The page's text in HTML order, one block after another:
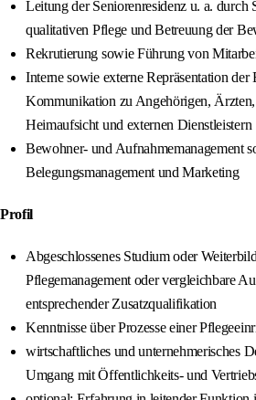
Leitung der Seniorenresidenz u. a. durch
qualitativen Pflege und Betreuung der
Rekrutierung sowie Führung von
Interne sowie externe Repräsentation
Kommunikation zu Angehörigen,
Heimaufsicht und externen Dienstleistern
Bewohner- und Aufnahmemanagement
Belegungsmanagement und Marketing
Profil
Abgeschlossenes Studium oder
Pflegemanagement oder vergleichbare
entsprechender Zusatzqualifikation
Kenntnisse über Prozesse einer
wirtschaftliches und unternehmerisches
Umgang mit Öffentlichkeits- und